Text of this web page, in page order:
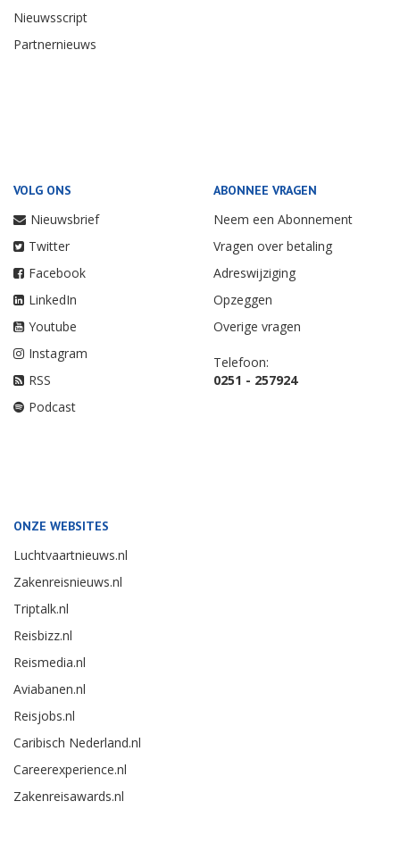
Nieuwsscript
Partnernieuws
VOLG ONS
Nieuwsbrief
Twitter
Facebook
LinkedIn
Youtube
Instagram
RSS
Podcast
ABONNEE VRAGEN
Neem een Abonnement
Vragen over betaling
Adreswijziging
Opzeggen
Overige vragen
Telefoon:
0251 - 257924
ONZE WEBSITES
Luchtvaartnieuws.nl
Zakenreisnieuws.nl
Triptalk.nl
Reisbizz.nl
Reismedia.nl
Aviabanen.nl
Reisjobs.nl
Caribisch Nederland.nl
Careerexperience.nl
Zakenreisawards.nl